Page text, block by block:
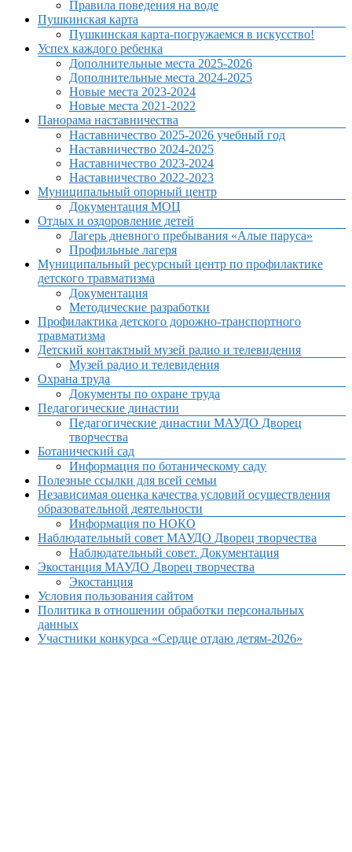
Правила поведения на воде
Пушкинская карта
Пушкинская карта-погружаемся в искусство!
Успех каждого ребенка
Дополнительные места 2025-2026
Дополнительные места 2024-2025
Новые места 2023-2024
Новые места 2021-2022
Панорама наставничества
Наставничество 2025-2026 учебный год
Наставничество 2024-2025
Наставничество 2023-2024
Наставничество 2022-2023
Муниципальный опорный центр
Документация МОЦ
Отдых и оздоровление детей
Лагерь дневного пребывания «Алые паруса»
Профильные лагеря
Муниципальный ресурсный центр по профилактике
детского травматизма
Документация
Методические разработки
Профилактика детского дорожно-транспортного
травматизма
Детский контактный музей радио и телевидения
Музей радио и телевидения
Охрана труда
Документы по охране труда
Педагогические династии
Педагогические династии МАУДО Дворец
творчества
Ботанический сад
Информация по ботаническому саду
Полезные ссылки для всей семьи
Независимая оценка качества условий осуществления
образовательной деятельности
Информация по НОКО
Наблюдательный совет МАУДО Дворец творчества
Наблюдательный совет. Документация
Экостанция МАУДО Дворец творчества
Экостанция
Условия пользования сайтом
Политика в отношении обработки персональных
данных
Участники конкурса «Сердце отдаю детям-2026»